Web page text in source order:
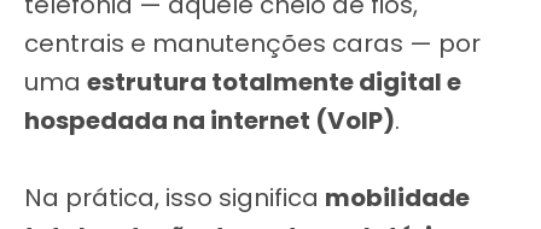
centrais e manutenções caras — por
uma estrutura totalmente digital e
hospedada na internet (VoIP).
Na prática, isso significa mobilidade